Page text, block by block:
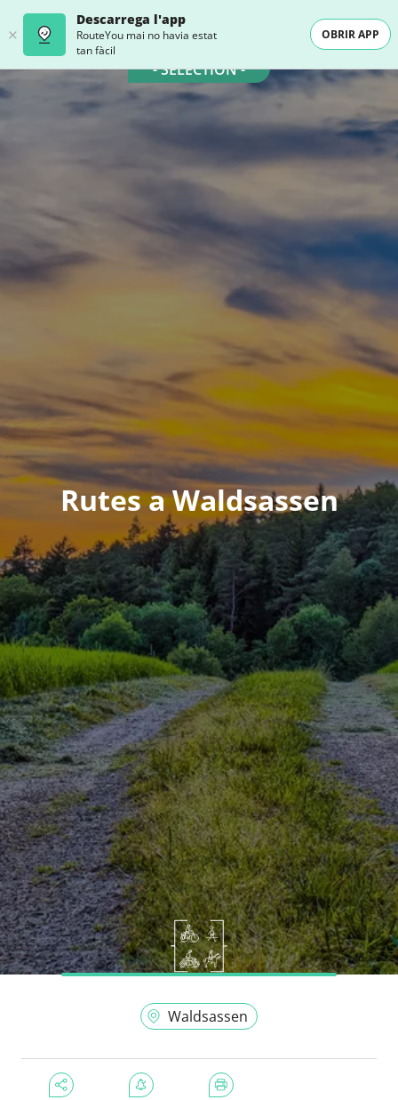
Descarrega l'app
RouteYou mai no havia estat
tan fàcil
OBRIR APP
- SELECTION -
Rutes a Waldsassen
Waldsassen